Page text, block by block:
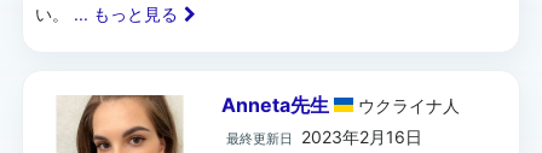
い。 ... もっと見る
Anneta先生 ウクライナ 人
最終更新日 2023年2月16日